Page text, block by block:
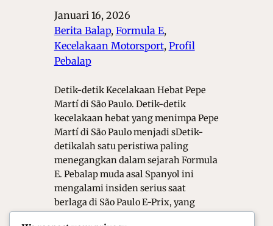
Januari 16, 2026
Berita Balap, Formula E
Kecelakaan Motorsport, Profil
Pebalap
Detik-detik Kecelakaan Hebat Pepe
Martí di São Paulo. Detik-detik
kecelakaan hebat yang menimpa Pepe
Martí di São Paulo menjadi sDetik-
detikalah satu peristiwa paling
menegangkan dalam sejarah Formula
E. Pebalap muda asal Spanyol ini
mengalami insiden serius saat
berlaga di São Paulo E-Prix, yang